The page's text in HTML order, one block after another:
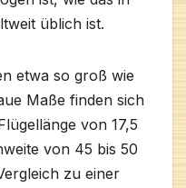
üblich ist.
etwa so groß wie
Maße finden sich
von 17,5
von 45 bis 50
zu einer